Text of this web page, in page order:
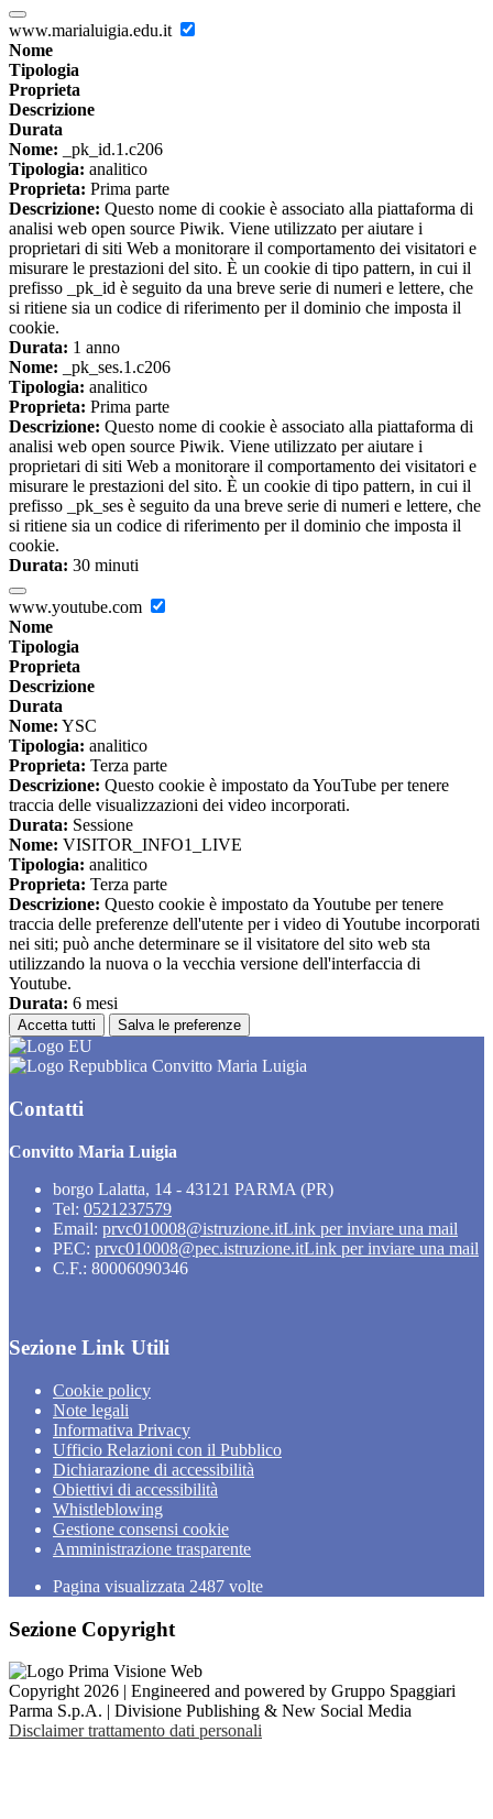
www.marialuigia.edu.it
Nome
Tipologia
Proprieta
Descrizione
Durata
Nome: _pk_id.1.c206
Tipologia: analitico
Proprieta: Prima parte
Descrizione: Questo nome di cookie è associato alla piattaforma di
analisi web open source Piwik. Viene utilizzato per aiutare i
proprietari di siti Web a monitorare il comportamento dei visitatori e
misurare le prestazioni del sito. È un cookie di tipo pattern, in cui il
prefisso _pk_id è seguito da una breve serie di numeri e lettere, che
si ritiene sia un codice di riferimento per il dominio che imposta il
cookie.
Durata: 1 anno
Nome: _pk_ses.1.c206
Tipologia: analitico
Proprieta: Prima parte
Descrizione: Questo nome di cookie è associato alla piattaforma di
analisi web open source Piwik. Viene utilizzato per aiutare i
proprietari di siti Web a monitorare il comportamento dei visitatori e
misurare le prestazioni del sito. È un cookie di tipo pattern, in cui il
prefisso _pk_ses è seguito da una breve serie di numeri e lettere, che
si ritiene sia un codice di riferimento per il dominio che imposta il
cookie.
Durata: 30 minuti
www.youtube.com
Nome
Tipologia
Proprieta
Descrizione
Durata
Nome: YSC
Tipologia: analitico
Proprieta: Terza parte
Descrizione: Questo cookie è impostato da YouTube per tenere
traccia delle visualizzazioni dei video incorporati.
Durata: Sessione
Nome: VISITOR_INFO1_LIVE
Tipologia: analitico
Proprieta: Terza parte
Descrizione: Questo cookie è impostato da Youtube per tenere
traccia delle preferenze dell'utente per i video di Youtube incorporati
nei siti; può anche determinare se il visitatore del sito web sta
utilizzando la nuova o la vecchia versione dell'interfaccia di
Youtube.
Durata: 6 mesi
Accetta tutti Salva le preferenze
Convitto Maria Luigia
Contatti
Convitto Maria Luigia
borgo Lalatta, 14 - 43121 PARMA (PR)
Tel: 0521237579
Email: prvc010008@istruzione.itLink per inviare una mail
PEC: prvc010008@pec.istruzione.itLink per inviare una mail
C.F.: 80006090346
Sezione Link Utili
Cookie policy
Note legali
Informativa Privacy
Ufficio Relazioni con il Pubblico
Dichiarazione di accessibilità
Obiettivi di accessibilità
Whistleblowing
Gestione consensi cookie
Amministrazione trasparente
Pagina visualizzata 2487 volte
Sezione Copyright
Copyright 2026 | Engineered and powered by Gruppo Spaggiari
Parma S.p.A. | Divisione Publishing & New Social Media
Disclaimer trattamento dati personali